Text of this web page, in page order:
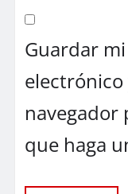
Guardar
electrónico
navegador
que haga